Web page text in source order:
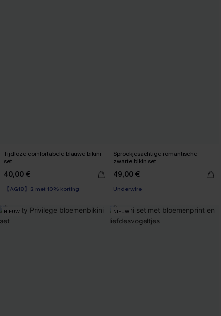
Tijdloze comfortabele blauwe bikini
set
40,00 €
【AG18】2 met 10% korting
Sprookjesachtige romantische
zwarte bikiniset
49,00 €
Underwire
NIEUW NIEUW